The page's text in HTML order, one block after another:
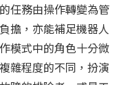
任務由操作轉變為管
擔，亦能補足機器人
模式中的角色十分微
雜程度的不同，扮演